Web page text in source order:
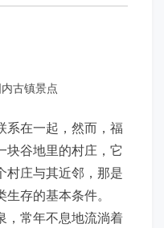
古镇景点
系在一起，然而，福
块谷地里的村庄，它
村庄与其近邻，那是
存的基本条件。
常年不息地流淌着